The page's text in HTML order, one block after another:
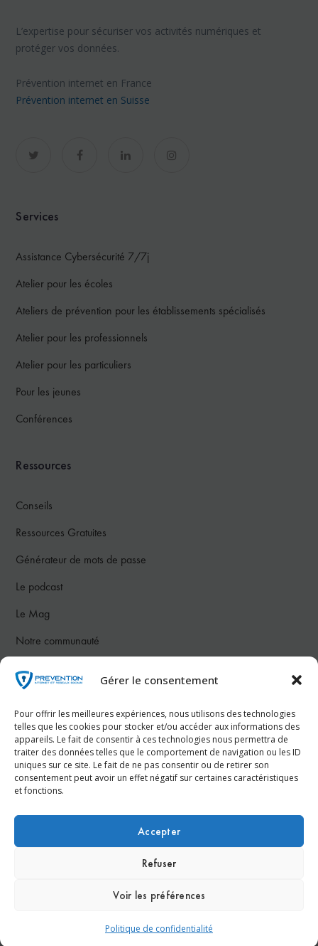
Gérer le consentement
Pour offrir les meilleures expériences, nous utilisons des technologies
telles que les cookies pour stocker et/ou accéder aux informations des
appareils. Le fait de consentir à ces technologies nous permettra de
traiter des données telles que le comportement de navigation ou les ID
uniques sur ce site. Le fait de ne pas consentir ou de retirer son
consentement peut avoir un effet négatif sur certaines caractéristiques
et fonctions.
Accepter
Refuser
Voir les préférences
Politique de confidentialité
L’expertise pour sécuriser vos activités numériques et
protéger vos données.
Prévention internet en France
Prévention internet en Suisse
Services
Assistance Cybersécurité 7/7j
Atelier pour les écoles
Ateliers de prévention pour les établissements spécialisés
Atelier pour les professionnels
Atelier pour les particuliers
Pour les jeunes
Conférences
Ressources
Conseils
Ressources Gratuites
Générateur de mots de passe
Le podcast
Le Mag
Notre communauté
Nous contacter
Téléphone :07 78 26 50 83
Email :contact@prevention-internet.fr
Réservez votre consultation gratuite dès maintenant !
Nous contacter